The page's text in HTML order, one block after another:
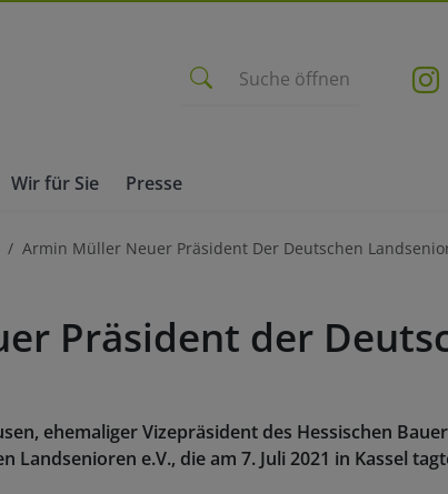
Suche öffnen
Wir für Sie Presse
Armin Müller Neuer Präsident Der Deutschen
Präsident der
ehemaliger Vizepräsident des Hessischen
e.V., die am 7. Juli 2021 in Kassel